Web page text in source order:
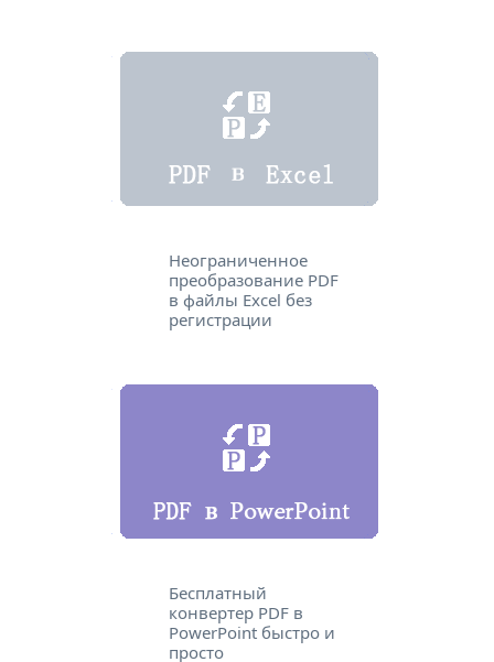
Неограниченное
преобразование PDF
в файлы Excel без
регистрации
Бесплатный
конвертер PDF в
PowerPoint быстро и
просто